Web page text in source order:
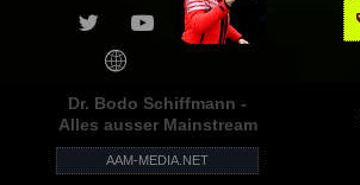
Dr. Bodo Schiffmann -
Alles ausser Mainstream
AAM-MEDIA.NET